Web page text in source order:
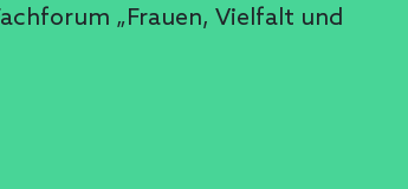
„Frauen, Vielfalt und